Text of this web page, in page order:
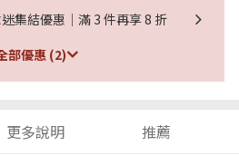
集結優惠｜滿 3 件再享 8 折
部優惠 (2)
更多說明 推薦